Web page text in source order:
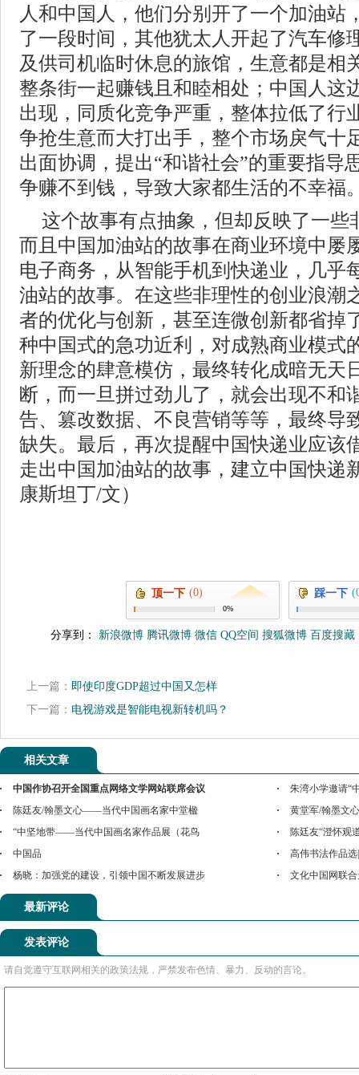
人和中国人，他们分别开了一个加油站
了一段时间，其他犹太人开起了汽车修
及供司机临时休息的旅馆，生意都是相
整条街一起赚钱且和睦相处；中国人这
出现，同质化竞争严重，整体拉低了行
争抢生意而大打出手，整个市场戾气十
出面协调，提出“和谐社会”的重要指导
争赚不到钱，导致大家都生活的不幸福
这个故事有点抽象，但却反映了一些
而且中国加油站的故事在商业环境中屡
电子商务，从智能手机到快递业，几乎
油站的故事。在这些非理性的创业浪潮
者的优化与创新，甚至连微创新都省掉
种中国式的急功近利，对成熟商业模式
新理念的肆意模仿，最终转化成暗无天
断，而一旦拼过劲儿了，就会出现不和
告、篡改数据、不良营销等等，最终导
缺失。最后，再次提醒中国快递业应该
走出中国加油站的故事，建立中国快递
康斯坦丁/文）
顶一下 (0)
0%
踩一下
分享到： 新浪微博 腾讯微博 微信 QQ空间 搜狐微博 百度搜藏
上一篇： 即使印度GDP超过中国又怎样
下一篇： 电视游戏是智能电视新转机吗？
相关文章
中国作协召开全国重点网络文学网站联席会议
朱湾小学邀请“
陈廷友/翰墨文心——当代中国画名家中堂楹
黄堂军/翰墨文
“中坚地带——当代中国画名家作品展（花鸟
陈廷友“澄怀观
中国品
高伟书法作品
杨晓：加强党的建设，引领中国不断发展进步
文化中国网联
最新评论
发表评论
请自觉遵守互联网相关的政策法规，严禁发布色情、暴力、反动的言论。